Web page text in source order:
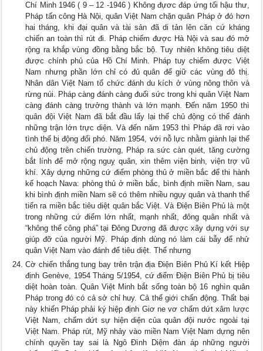
Chí Minh 1946 ( 9 – 12 -1946 ) Không đựơc đáp ứng tối hậu thư,
Pháp tấn công Hà Nội, quân Việt Nam chặn quân Pháp ở đó hơn
hai tháng, khi đại quân và tài sản đã di tản lên căn cứ kháng
chiến an toàn thì rút đi. Pháp chiếm được Hà Nội và sau đó mở
rộng ra khắp vùng đồng bằng bắc bộ. Tuy nhiên không tiêu diệt
được chính phủ của Hồ Chí Minh. Pháp tuy chiếm được Việt
Nam nhưng phần lớn chỉ có đủ quân để giữ các vùng đô thị.
Nhân dân Việt Nam tổ chức đánh du kích ở vùng nông thôn và
rừng núi. Pháp càng đánh càng đuối sức trong khi quân Việt Nam
càng đánh càng trưởng thành và lớn mạnh. Đến năm 1950 thì
quân đội Việt Nam đã bắt đầu lấy lại thế chủ động có thể đánh
những trận lớn trực diện. Và đến năm 1953 thì Pháp đã rơi vào
tình thế bị động đối phó. Năm 1954, với nỗ lực nhằm giành lại thế
chủ động trên chiến trường, Pháp ra sức càn quét, tăng cường
bắt lính để mở rộng nguỵ quân, xin thêm viện binh, viện trợ vũ
khí. Xây dựng những cứ điểm phòng thủ ở miền bắc để thi hành
kế hoạch Nava: phòng thủ ở miền bắc, bình định miền Nam, sau
khi bình định miền Nam sẽ có thêm nhiều ngụy quân và thanh thế
tiến ra miền bắc tiêu diệt quân bắc Việt. Và Điện Biên Phủ là một
trong những cứ điểm lớn nhất, mạnh nhất, đông quân nhất và
“không thể công phá” tại Đông Dương đã được xây dựng với sự
giúp đỡ của người Mỹ. Pháp định dùng nó làm cái bẫy để nhử
quân Việt Nam vào đánh để tiêu diệt. Thế nhưng
Cờ chiến thắng tung bay trên trận địa Điện Biên Phủ Kí kết Hiệp
định Genève, 1954 Tháng 5/1954, cứ điểm Điện Biên Phủ bị tiêu
diệt hoàn toàn. Quân Việt Minh bắt sống toàn bộ 16 nghìn quân
Pháp trong đó có cả sở chỉ huy. Cả thế giới chấn động. Thất bại
này khiến Pháp phải ký hiệp định Giơ ne vơ chấm dứt xâm lược
Việt Nam, chấm dứt sự hiện diện của quân đội nước ngoài tại
Việt Nam. Pháp rút, Mỹ nhảy vào miền Nam Việt Nam dựng nên
chính quyền tay sai là Ngô Đình Diệm đàn áp những người